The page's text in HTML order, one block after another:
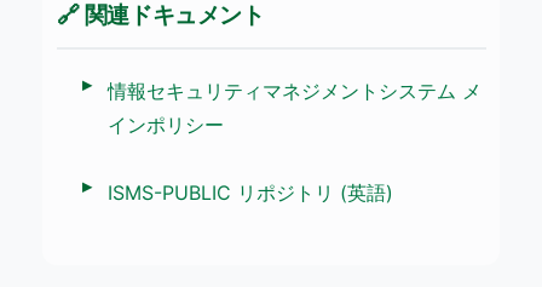
🔗 関連ドキュメント
情報セキュリティマネジメントシステム メ
インポリシー
ISMS-PUBLIC リポジトリ (英語)